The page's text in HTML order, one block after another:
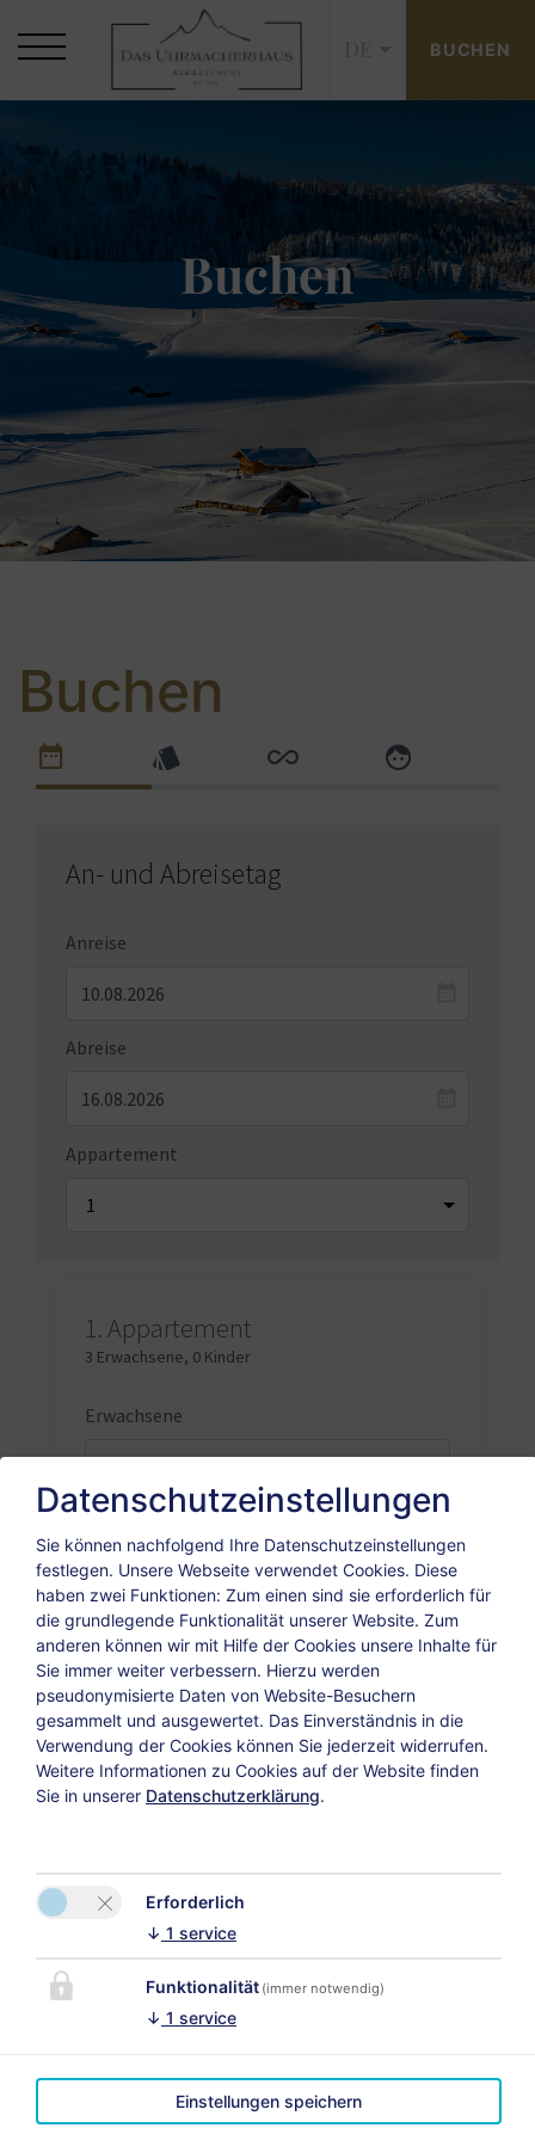
BUCHEN
Buchen
Buchen
An- und Abreisetag
Anreise
Abreise
Appartement
1.Appartement
3 Erwachsene, 0 Kinder
Erwachsene
Kinder
Weiter
KONTAKT
5090 Lofer
Cookie Einstellungen die
Option "Funktionalität"
Datenschutzeinstellungen
Sie können nachfolgend Ihre Datenschutzeinstellungen
festlegen. Unsere Webseite verwendet Cookies. Diese
haben zwei Funktionen: Zum einen sind sie erforderlich für
die grundlegende Funktionalität unserer Website. Zum
anderen können wir mit Hilfe der Cookies unsere Inhalte für
Sie immer weiter verbessern. Hierzu werden
pseudonymisierte Daten von Website-Besuchern
gesammelt und ausgewertet. Das Einverständnis in die
Verwendung der Cookies können Sie jederzeit widerrufen.
Weitere Informationen zu Cookies auf der Website finden
Sie in unserer Datenschutzerklärung.
Erforderlich
↓ 1 service
Funktionalität (immer notwendig)
↓ 1 service
Einstellungen speichern